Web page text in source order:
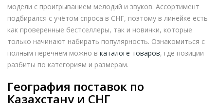
модели с проигрыванием мелодий и звуков. Ассортимент
подбирался с учётом спроса в СНГ, поэтому в линейке есть
как проверенные бестселлеры, так и новинки, которые
только начинают набирать популярность. Ознакомиться с
полным перечнем можно в каталоге товаров, где позиции
разбиты по категориям и размерам.
География поставок по
Казахстану и СНГ